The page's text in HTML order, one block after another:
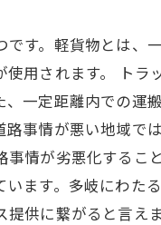
す。軽貨物とは
用されます。 ト
一定距離内での
事情が悪い地域で
情が劣悪化する
ます。多岐にわ
供に繋がると言えま